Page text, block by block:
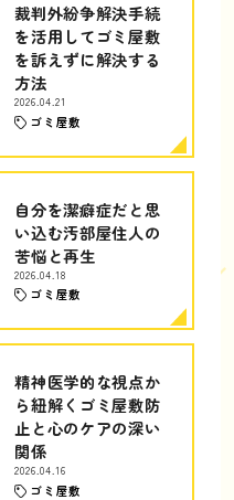
裁判外紛争解決手続
を活用してゴミ屋敷
を訴えずに解決する
方法
2026.04.21
ゴミ屋敷
自分を潔癖症だと思
い込む汚部屋住人の
苦悩と再生
2026.04.18
ゴミ屋敷
精神医学的な視点か
ら紐解くゴミ屋敷防
止と心のケアの深い
関係
2026.04.16
ゴミ屋敷